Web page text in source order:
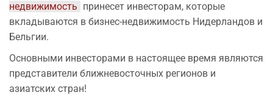
недвижимость принесет инвесторам, которые
вкладываются в бизнес-недвижимость Нидерландов и
Бельгии.
Основными инвесторами в настоящее время являются
представители ближневосточных регионов и
азиатских стран!